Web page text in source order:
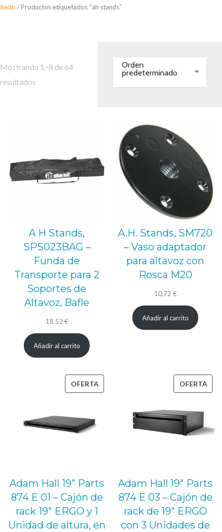
Saltar
Inicio / Productos etiquetados “ah stands”
Mostrando 1–8 de 64
resultados
Orden
predeterminado
A H Stands,
SPS023BAG –
Funda de
Transporte para 2
Soportes de
Altavoz, Bafle
18,52 €
Añadir al carrito
A.H. Stands, SM720
– Vaso adaptador
para altavoz con
Rosca M20
10,72 €
Añadir al carrito
OFERTAPRODUCTO
Adam Hall 19″ Parts
874 E 01 – Cajón de
rack 19″ ERGO y 1
Unidad de altura, en
OFERTA
Adam Hall 19″ Parts
874 E 03 – Cajón de
rack de 19″ ERGO
con 3 Unidades de